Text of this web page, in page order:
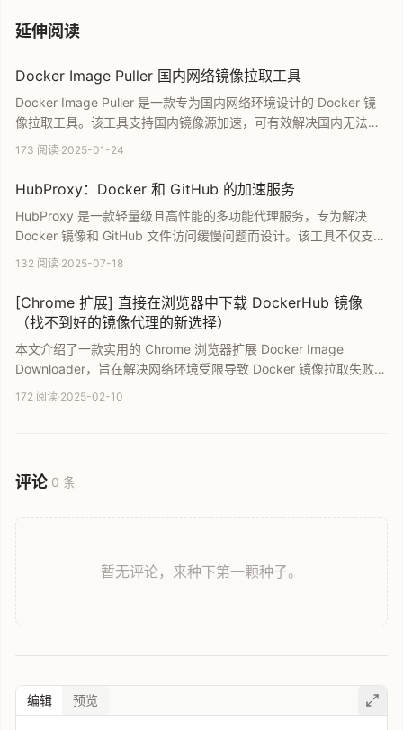
延伸阅读
Docker Image Puller 国内网络镜像拉取工具
Docker Image Puller 是一款专为国内网络环境设计的 Docker 镜
像拉取工具。该工具支持国内镜像源加速，可有效解决国内无法直
接从 Docker Hub 下载镜像的问题。它具备多架构支持、无需安装
提升容器镜像下载效率的理想开源解决方案。
173 阅读·2025-01-24
HubProxy：Docker 和 GitHub 的加速服务
HubProxy 是一款轻量级且高性能的多功能代理服务，专为解决
Docker 镜像和 GitHub 文件访问缓慢问题而设计。该工具不仅支持
高效的镜像加速和文件下载，还集成了离线下载镜像及在线搜索
工作效率，是容器化部署和开源项目管理的理想加速方案。
132 阅读·2025-07-18
[Chrome 扩展] 直接在浏览器中下载 DockerHub 镜像
（找不到好的镜像代理的新选择）
本文介绍了一款实用的 Chrome 浏览器扩展 Docker Image
Downloader，旨在解决网络环境受限导致 Docker 镜像拉取失败的
问题。用户可直接在浏览器中下载 DockerHub 或 ghcr.io 的容器镜
172 阅读·2025-02-10
评论 0 条
暂无评论，来种下第一颗种子。
编辑 预览